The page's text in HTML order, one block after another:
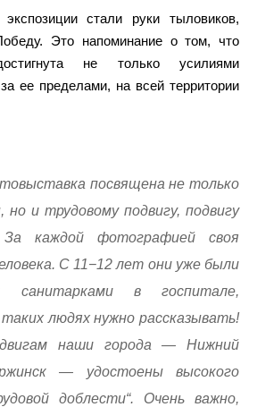
стали руки тыловиков,
Это напоминание о том, что
не только усилиями
ее пределами, на всей территории
посвящена не только
и трудовому подвигу, подвигу
каждой фотографией своя
С 11−12 лет они уже были
в госпитале,
людях нужно рассказывать!
наши города — Нижний
— удостоены высокого
доблести“. Очень важно,